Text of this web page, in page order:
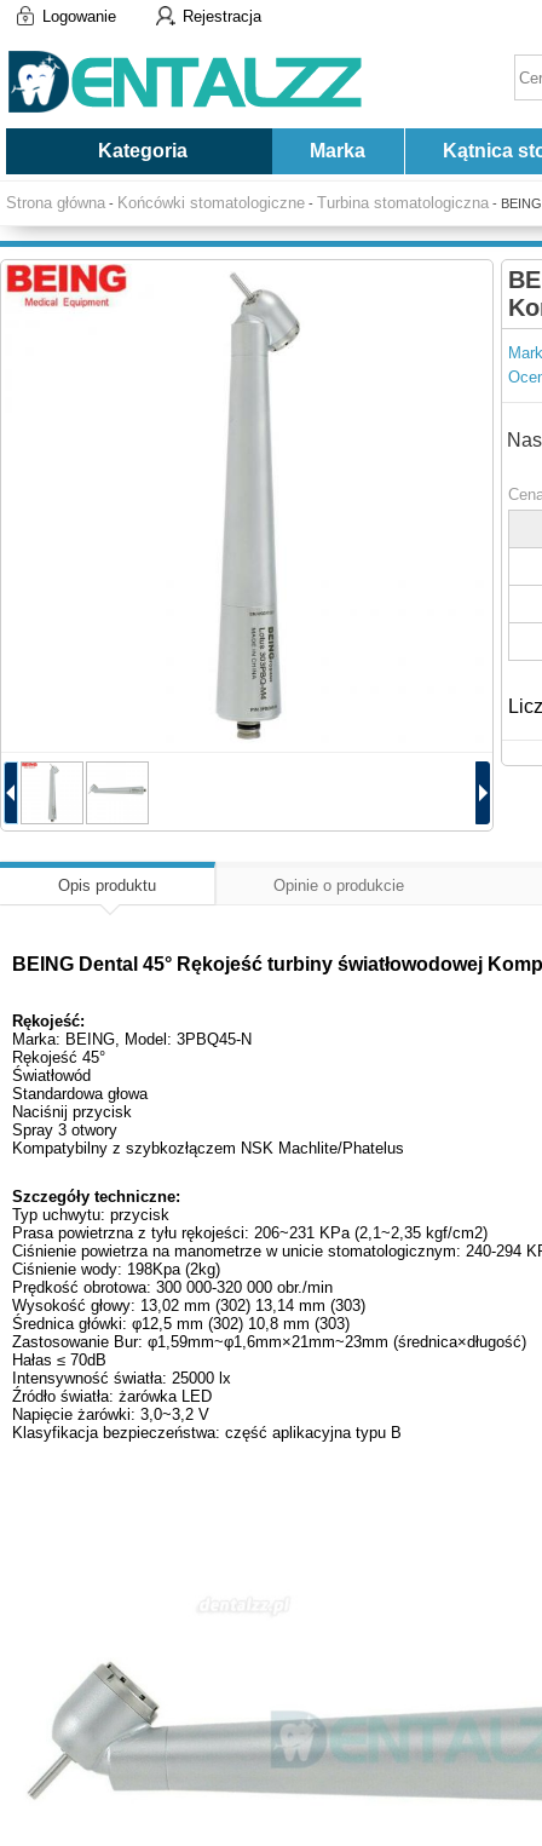
Logowanie Rejestracja
Kategoria Marka Kątnica
Strona główna - Końcówki stomatologiczne - Turbina stomatologiczna -
Opis produktu Opinie o produkcie
BEING Dental 45° Rękojeść turbiny światłowodowej
Rękojeść:
Marka: BEING, Model: 3PBQ45-N
Rękojeść 45°
Światłowód
Standardowa głowa
Naciśnij przycisk
Spray 3 otwory
Kompatybilny z szybkozłączem NSK Machlite/Phatelus
Szczegóły techniczne:
Typ uchwytu: przycisk
Prasa powietrzna z tyłu rękojeści: 206~231 KPa (2,1~2,35 kgf/cm2)
Ciśnienie powietrza na manometrze w unicie stomatologicznym: 240-294
Ciśnienie wody: 198Kpa (2kg)
Prędkość obrotowa: 300 000-320 000 obr./min
Wysokość głowy: 13,02 mm (302) 13,14 mm (303)
Średnica główki: φ12,5 mm (302) 10,8 mm (303)
Zastosowanie Bur: φ1,59mm~φ1,6mm×21mm~23mm (średnica×długość)
Hałas ≤ 70dB
Intensywność światła: 25000 lx
Źródło światła: żarówka LED
Napięcie żarówki: 3,0~3,2 V
Klasyfikacja bezpieczeństwa: część aplikacyjna typu B